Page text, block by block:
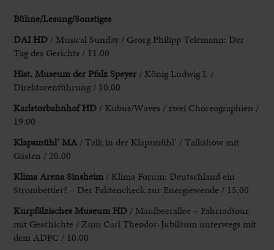
Bühne/Lesung/Sonstiges
DAI HD / Musical Sunday / Georg Philipp Telemann: Der
Tag des Gerichts / 11.00
Hist. Museum der Pfalz Speyer / König Ludwig I. /
Direktorenführung / 10.00
Karlstorbahnhof HD / Kubus/Waves / zwei Choreographien /
19.00
Klapsmühl’ MA / Talk in der Klapsmühl’ / Talkshow mit
Gästen / 20.00
Klima Arena Sinsheim / Klima Forum: Deutschland ein
Strombettler? – Der Faktencheck zur Energiewende / 15.00
Kurpfälzisches Museum HD / Maulbeerallee – Fahrradtour
mit Geschichte / Zum Carl Theodor-Jubiläum unterwegs mit
dem ADFC / 10.00